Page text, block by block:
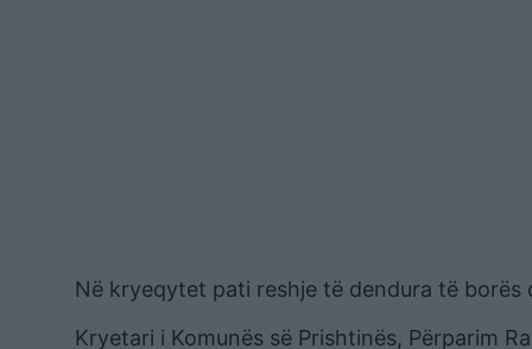
Në kryeqytet pati reshje të dendura të borës
Kryetari i Komunës së Prishtinës, Përparim